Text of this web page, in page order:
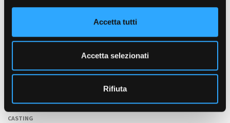
Accetta tutti
Accetta selezionati
Rifiuta
Ezio Gamba (Operatore M.d.P.);Gianni Aldi(Operatore); Niccolò
Primo (Assistente operatore); Silverio Chiappara (2° assistente
operatore); Elisabetta Giri (Data Manager)
TRUCCATORI E PARRUCCHIERI
Paola Gattabrusi (Capo Truccatore);Francesca Buffarello
Romina Ronzani (Parrucchiere).
Alessandro Tonda
CASTING